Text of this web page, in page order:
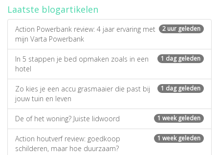
Laatste blogartikelen
2 uur geleden
Action Powerbank review: 4 jaar ervaring met
mijn Varta Powerbank
1 dag geleden
In 5 stappen je bed opmaken zoals in een
hotel
1 dag geleden
Zo kies je een accu grasmaaier die past bij
jouw tuin en leven
1 week geleden
De of het woning? Juiste lidwoord
1 week geleden
Action houtverf review: goedkoop
schilderen, maar hoe duurzaam?